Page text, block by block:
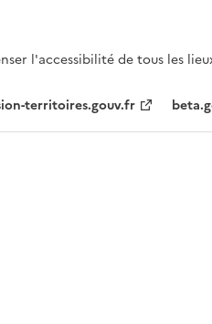
l'accessibilité de tous les
territoires.gouv.fr